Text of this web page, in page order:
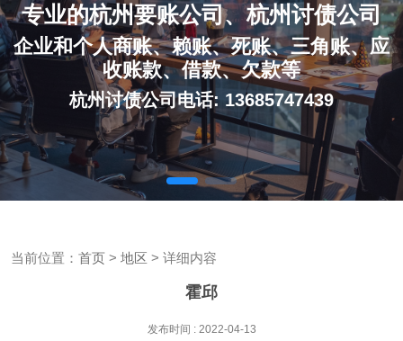
专业的杭州要账公司、杭州讨债公司
企业和个人商账、赖账、死账、三角账、应
收账款、借款、欠款等
杭州讨债公司电话: 13685747439
当前位置： 首页 > 地区 > 详细内容
霍邱
发布时间 : 2022-04-13